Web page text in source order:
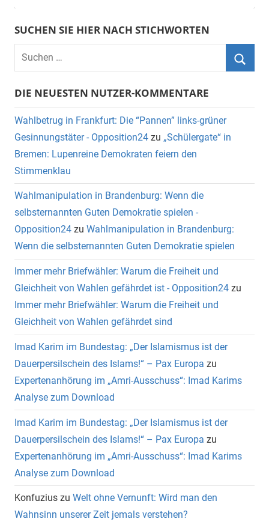
SUCHEN SIE HIER NACH STICHWORTEN
DIE NEUESTEN NUTZER-KOMMENTARE
Wahlbetrug in Frankfurt: Die “Pannen” links-grüner
Gesinnungstäter - Opposition24 zu „Schülergate“ in
Bremen: Lupenreine Demokraten feiern den
Stimmenklau
Wahlmanipulation in Brandenburg: Wenn die
selbsternannten Guten Demokratie spielen -
Opposition24 zu Wahlmanipulation in Brandenburg:
Wenn die selbsternannten Guten Demokratie spielen
Immer mehr Briefwähler: Warum die Freiheit und
Gleichheit von Wahlen gefährdet ist - Opposition24 zu
Immer mehr Briefwähler: Warum die Freiheit und
Gleichheit von Wahlen gefährdet sind
Imad Karim im Bundestag: „Der Islamismus ist der
Dauerpersilschein des Islams!“ – Pax Europa zu
Expertenanhörung im „Amri-Ausschuss“: Imad Karims
Analyse zum Download
Imad Karim im Bundestag: „Der Islamismus ist der
Dauerpersilschein des Islams!“ – Pax Europa zu
Expertenanhörung im „Amri-Ausschuss“: Imad Karims
Analyse zum Download
Konfuzius zu Welt ohne Vernunft: Wird man den
Wahnsinn unserer Zeit jemals verstehen?